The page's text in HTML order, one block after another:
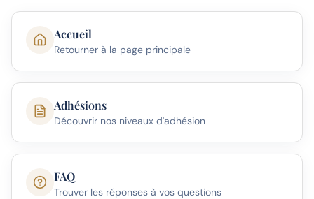
Accueil
Retourner à la page principale
Adhésions
Découvrir nos niveaux d'adhésion
FAQ
Trouver les réponses à vos questions